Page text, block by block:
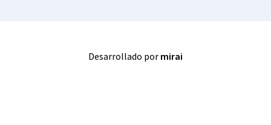
Desarrollado por mirai